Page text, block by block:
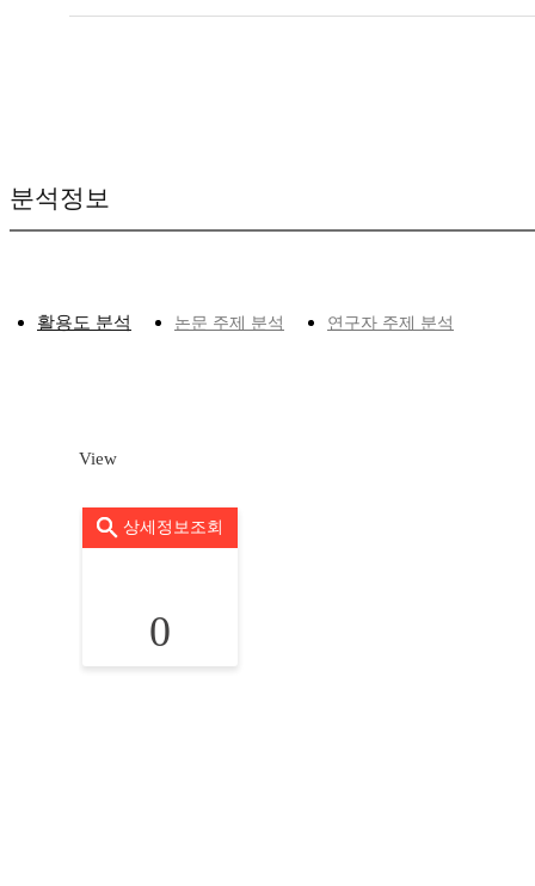
분석정보
활용도 분석 논문 주제 분석 연구자 주제 분석
View
상세정보조회
0